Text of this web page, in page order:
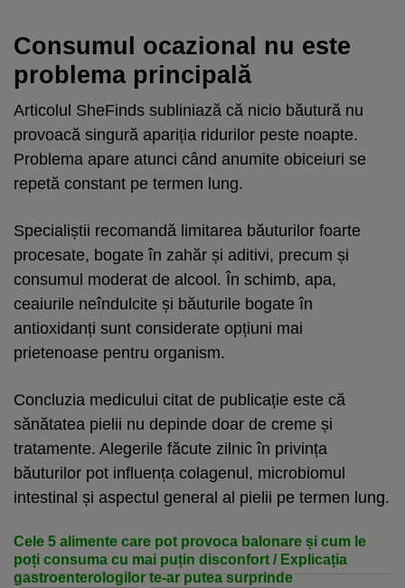
Consumul ocazional nu este
problema principală
Articolul SheFinds subliniază că nicio băutură nu
provoacă singură apariția ridurilor peste noapte.
Problema apare atunci când anumite obiceiuri se
repetă constant pe termen lung.
Specialiștii recomandă limitarea băuturilor foarte
procesate, bogate în zahăr și aditivi, precum și
consumul moderat de alcool. În schimb, apa,
ceaiurile neîndulcite și băuturile bogate în
antioxidanți sunt considerate opțiuni mai
prietenoase pentru organism.
Concluzia medicului citat de publicație este că
sănătatea pielii nu depinde doar de creme și
tratamente. Alegerile făcute zilnic în privința
băuturilor pot influența colagenul, microbiomul
intestinal și aspectul general al pielii pe termen lung.
Cele 5 alimente care pot provoca balonare și cum le
poți consuma cu mai puțin disconfort / Explicația
gastroenterologilor te-ar putea surprinde